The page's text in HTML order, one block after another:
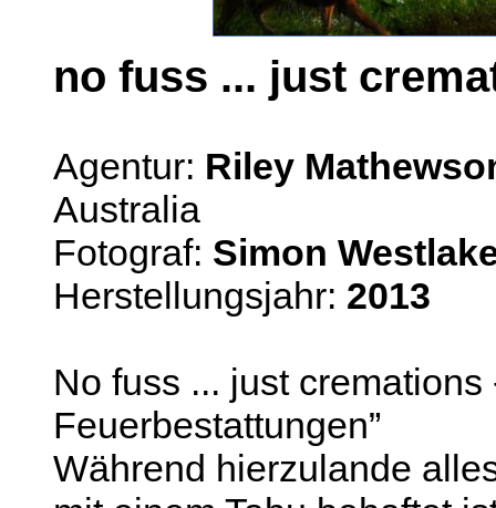
no fuss ... just
Agentur: Riley
Australia
Fotograf: Simon
Herstellungsjahr: 2013
No fuss ... just
Feuerbestattungen”
Während hierzulande